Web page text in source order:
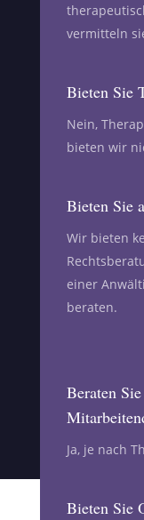
vermitteln
Bieten Sie
Nein,
bieten wir
Bieten Sie
Wir bieten
einer
beraten.
Beraten
Ja, je nach
Bieten Sie